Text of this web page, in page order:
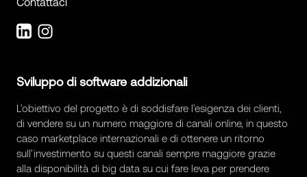
Sviluppo di software addizionali
L’obiettivo del progetto è di soddisfare l’esigenza dei clienti,
di vendere su un numero maggiore di canali online, in questo
caso marketplace internazionali e di ottenere un ritorno
sull’investimento su questi canali sempre maggiore grazie
alla disponibilità di big data su cui fare leva per prendere